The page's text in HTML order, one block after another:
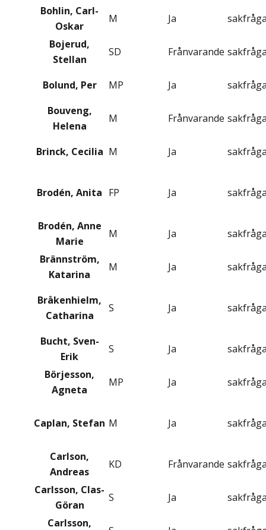
Bohlin, Carl-
Oskar
M Ja
Bojerud,
Stellan
SD Frånvarande
Bolund, Per MP Ja
Bouveng,
Helena
M Frånvarande
Brinck, Cecilia M Ja
Brodén, Anita FP Ja
Brodén, Anne
Marie
M Ja
Brännström,
Katarina
M Ja
Bråkenhielm,
Catharina
S Ja
Bucht, Sven-
Erik
S Ja
Börjesson,
Agneta
MP Ja
Caplan, Stefan M Ja
Carlson,
Andreas
KD Frånvarande
Carlsson, Clas-
Göran
S Ja
Carlsson,